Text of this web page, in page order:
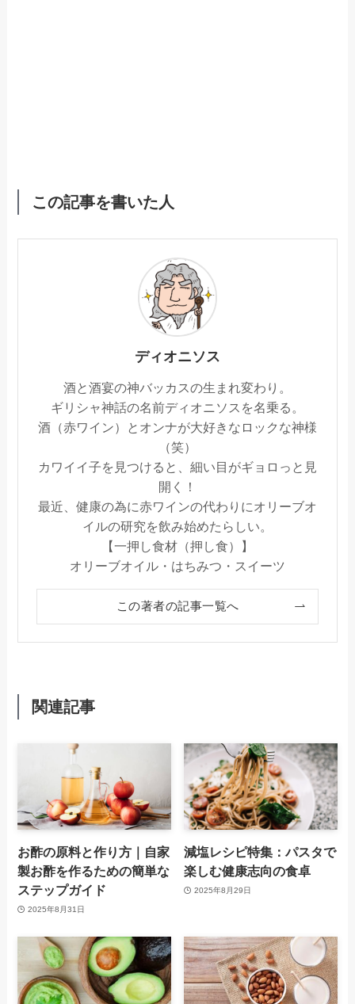
この記事を書いた人
ディオニソス
酒と酒宴の神バッカスの生まれ変わり。
ギリシャ神話の名前ディオニソスを名乗る。
酒（赤ワイン）とオンナが大好きなロックな神様
（笑）
カワイイ子を見つけると、細い目がギョロっと見
開く！
最近、健康の為に赤ワインの代わりにオリーブオ
イルの研究を飲み始めたらしい。
【一押し食材（押し食）】
オリーブオイル・はちみつ・スイーツ
この著者の記事一覧へ
関連記事
お酢の原料と作り方｜自家
製お酢を作るための簡単な
ステップガイド
2025年8月31日
減塩レシピ特集：パスタで
楽しむ健康志向の食卓
2025年8月29日